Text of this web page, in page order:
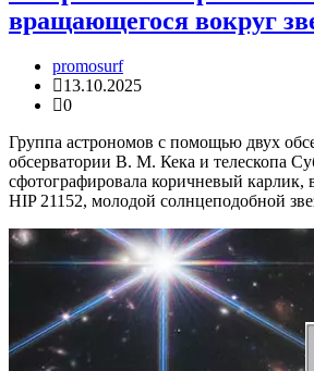
вращающегося вокруг
promosurf
13.10.2025
0
Группа астрономов с помощью двух
обсерватории В. М. Кека и телескопа
сфотографировала коричневый
HIP 21152, молодой солнцеподобной